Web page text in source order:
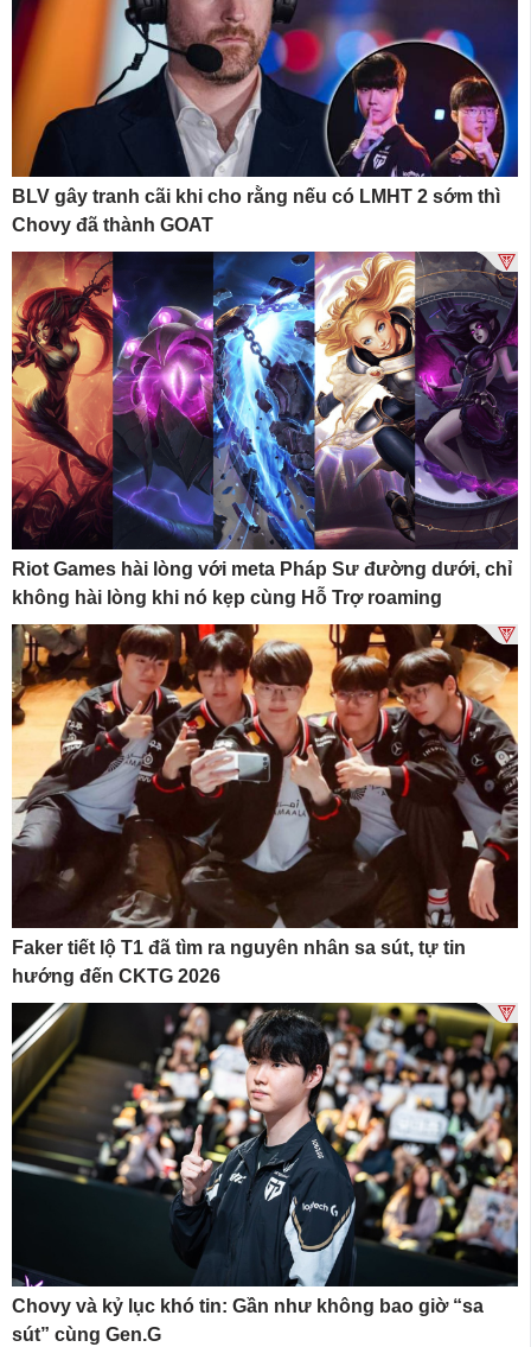
BLV gây tranh cãi khi cho rằng nếu có LMHT 2 sớm thì
Chovy đã thành GOAT
Riot Games hài lòng với meta Pháp Sư đường dưới, chỉ
không hài lòng khi nó kẹp cùng Hỗ Trợ roaming
Faker tiết lộ T1 đã tìm ra nguyên nhân sa sút, tự tin
hướng đến CKTG 2026
Chovy và kỷ lục khó tin: Gần như không bao giờ “sa
sút” cùng Gen.G